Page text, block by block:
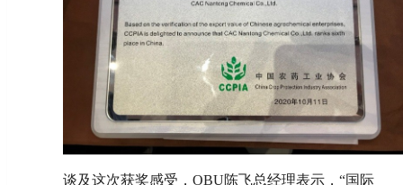
谈及这次获奖感受，OBU陈飞总经理表示，“国际